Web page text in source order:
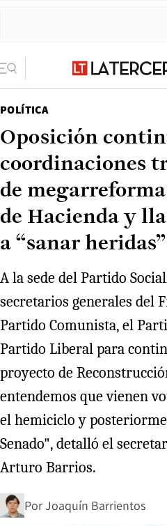
POLÍTICA
Oposición
coordinaciones
de
de Hacienda y
a “sanar heridas”
A la sede del Partido
secretarios generales del
Partido Comunista, el
Partido Liberal para
proyecto de
entendemos que vienen
el hemiciclo y
Senado", detalló el
Arturo Barrios.
PorJoaquín Barrientos